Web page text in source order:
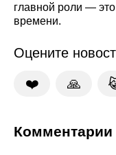
главной роли — это
времени.
Оцените
❤️ 🙏
Комментарии